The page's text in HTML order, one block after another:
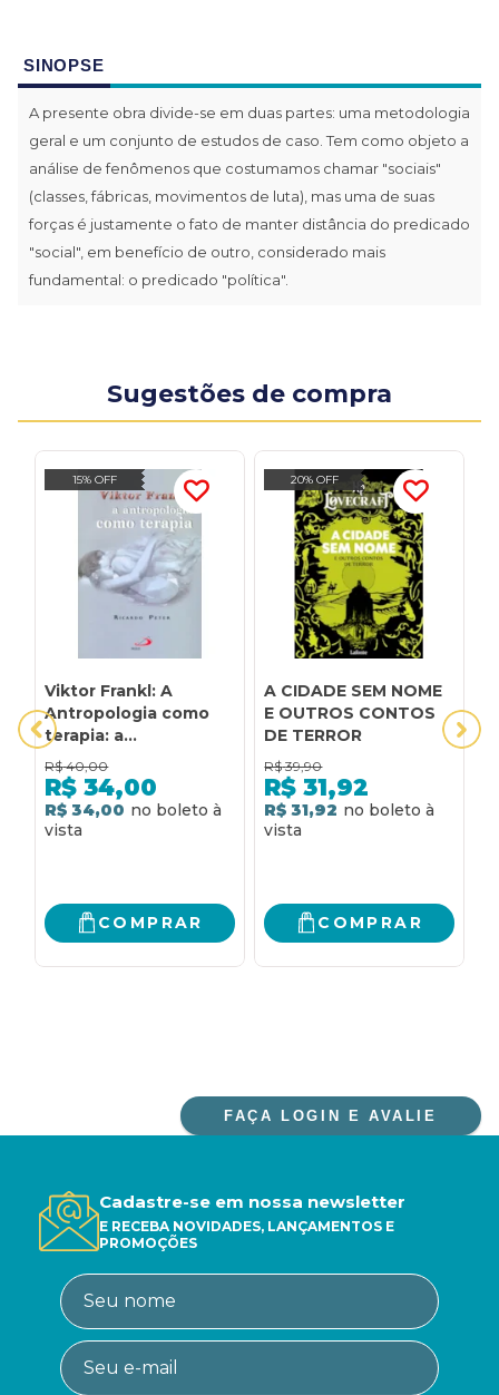
SINOPSE
A presente obra divide-se em duas partes: uma metodologia
geral e um conjunto de estudos de caso. Tem como objeto a
análise de fenômenos que costumamos chamar "sociais"
(classes, fábricas, movimentos de luta), mas uma de suas
forças é justamente o fato de manter distância do predicado
"social", em benefício de outro, considerado mais
fundamental: o predicado "política".
Sugestões de compra
15% OFF
Viktor Frankl: A
Antropologia como
terapia: a
antropologia como
terapia
R$ 40,00
R$ 34,00
R$ 34,00
COMPRAR
20% OFF
A CIDADE SEM NOME
E OUTROS CONTOS
DE TERROR
R$ 39,90
R$ 31,92
R$ 31,92
COMPRAR
FAÇA LOGIN E AVALIE
Cadastre-se em nossa newsletter
E RECEBA NOVIDADES, LANÇAMENTOS E
PROMOÇÕES